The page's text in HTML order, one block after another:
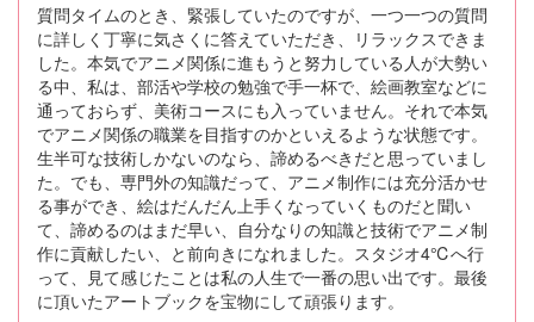
質問タイムのとき、緊張していたのですが、一つ一つの質問
に詳しく丁寧に気さくに答えていただき、リラックスできま
した。本気でアニメ関係に進もうと努力している人が大勢い
る中、私は、部活や学校の勉強で手一杯で、絵画教室などに
通っておらず、美術コースにも入っていません。それで本気
でアニメ関係の職業を目指すのかといえるような状態です。
生半可な技術しかないのなら、諦めるべきだと思っていまし
た。でも、専門外の知識だって、アニメ制作には充分活かせ
る事ができ、絵はだんだん上手くなっていくものだと聞い
て、諦めるのはまだ早い、自分なりの知識と技術でアニメ制
作に貢献したい、と前向きになれました。スタジオ4℃へ行
って、見て感じたことは私の人生で一番の思い出です。最後
に頂いたアートブックを宝物にして頑張ります。